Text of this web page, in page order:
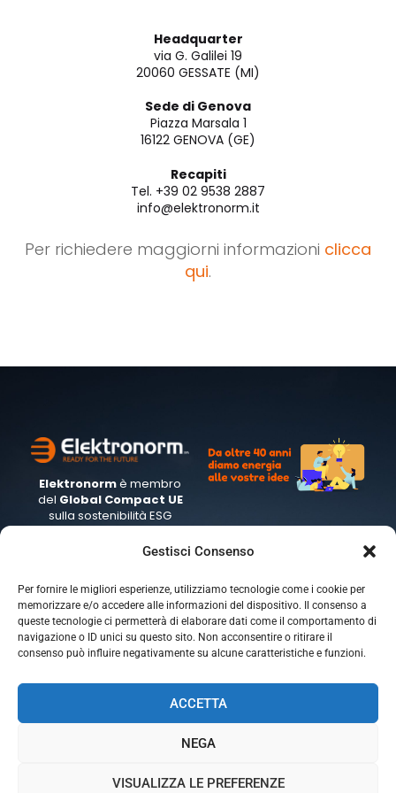
Gestisci Consenso
Per fornire le migliori esperienze, utilizziamo tecnologie come i cookie per
memorizzare e/o accedere alle informazioni del dispositivo. Il consenso a
queste tecnologie ci permetterà di elaborare dati come il comportamento di
navigazione o ID unici su questo sito. Non acconsentire o ritirare il
consenso può influire negativamente su alcune caratteristiche e funzioni.
ACCETTA
NEGA
VISUALIZZA LE PREFERENZE
Headquarter
via G. Galilei 19
20060 GESSATE (MI)
Sede di Genova
Piazza Marsala 1
16122 GENOVA (GE)
Recapiti
Tel. +39 02 9538 2887
info@elektronorm.it
Per richiedere maggiorni informazioni clicca
qui.
Elektronormè membro
del Global Compact UE
sulla sostenibilità ESG
Headquarter
via G. Galilei 19
20060 GESSATE (MI)
Sede di Genova
Piazza Marsala 1
16122 GENOVA (GE)
Ⓒ 2026 - All Rights Are Reserved